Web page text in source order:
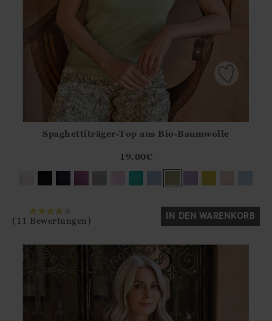
?? ""
Nein
Spaghettiträger-Top aus Bio-Baumwolle
19.00€
(11 Bewertungen) IN DEN WARENKORB